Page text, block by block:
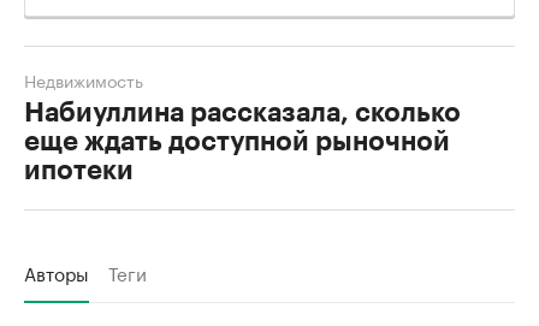
Набиуллина рассказала, сколько
еще ждать доступной рыночной
ипотеки
Недвижимость
Авторы Теги